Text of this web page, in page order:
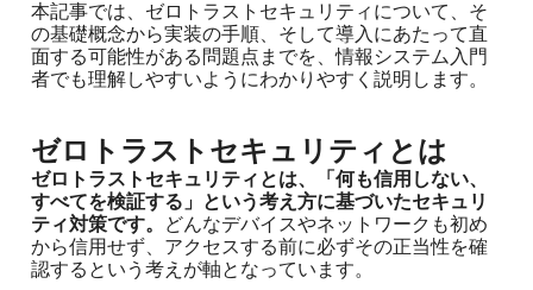
本記事では、ゼロトラストセキュリティについて、そ
の基礎概念から実装の手順、そして導入にあたって直
面する可能性がある問題点までを、情報システム入門
者でも理解しやすいようにわかりやすく説明します。
ゼロトラストセキュリティとは
ゼロトラストセキュリティとは、「何も信用しない、
すべてを検証する」という考え方に基づいたセキュリ
ティ対策です。
どんなデバイスやネットワークも初め
から信用せず、アクセスする前に必ずその正当性を確
認するという考えが軸となっています。